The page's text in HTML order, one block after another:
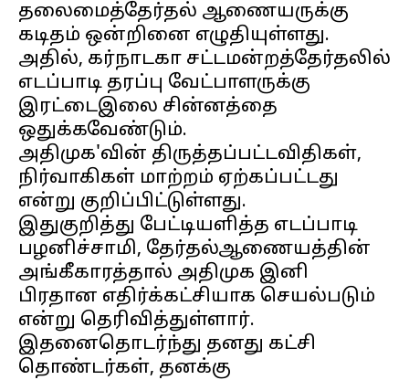
தலைமைத்தேர்தல் ஆணையருக்கு
கடிதம் ஒன்றினை எழுதியுள்ளது.
அதில், கர்நாடகா சட்டமன்றத்தேர்தலில்
எடப்பாடி தரப்பு வேட்பாளருக்கு
இரட்டைஇலை சின்னத்தை
ஒதுக்கவேண்டும்.
அதிமுக'வின் திருத்தப்பட்டவிதிகள்,
நிர்வாகிகள் மாற்றம் ஏற்கப்பட்டது
என்று குறிப்பிட்டுள்ளது.
இதுகுறித்து பேட்டியளித்த எடப்பாடி
பழனிச்சாமி, தேர்தல்ஆணையத்தின்
அங்கீகாரத்தால் அதிமுக இனி
பிரதான எதிர்க்கட்சியாக செயல்படும்
என்று தெரிவித்துள்ளார்.
இதனைதொடர்ந்து தனது கட்சி
தொண்டர்கள், தனக்கு